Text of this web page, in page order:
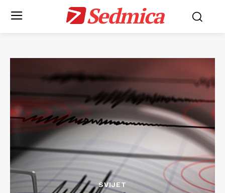
Sedmica
SVIJET